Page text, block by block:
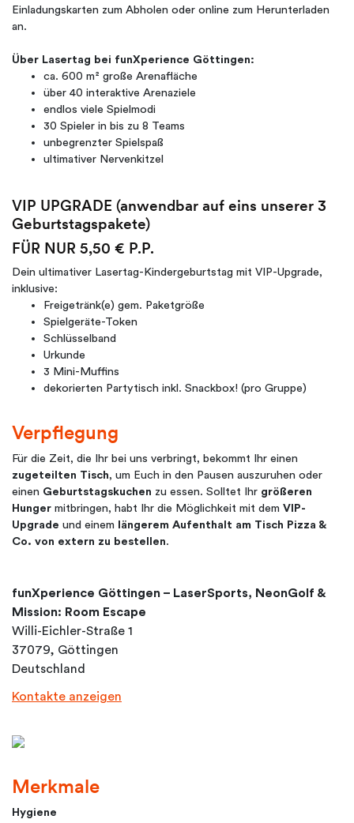
Einladungskarten zum Abholen oder online zum Herunterladen
an.
Über Lasertag bei funXperience Göttingen:
ca. 600 m² große Arenafläche
über 40 interaktive Arenaziele
endlos viele Spielmodi
30 Spieler in bis zu 8 Teams
unbegrenzter Spielspaß
ultimativer Nervenkitzel
VIP UPGRADE (anwendbar auf eins unserer 3
Geburtstagspakete)
FÜR NUR 5,50 € P.P.
Dein ultimativer Lasertag-Kindergeburtstag mit VIP-Upgrade,
inklusive:
Freigetränk(e) gem. Paketgröße
Spielgeräte-Token
Schlüsselband
Urkunde
3 Mini-Muffins
dekorierten Partytisch inkl. Snackbox! (pro Gruppe)
Verpflegung
Für die Zeit, die Ihr bei uns verbringt, bekommt Ihr einen
zugeteilten Tisch, um Euch in den Pausen auszuruhen oder
einen Geburtstagskuchen zu essen. Solltet Ihr größeren
Hunger mitbringen, habt Ihr die Möglichkeit mit dem VIP-
Upgrade und einem
längerem Aufenthalt am Tisch Pizza &
Co. von extern zu bestellen.
funXperience Göttingen – LaserSports, NeonGolf &
Mission: Room Escape
Willi-Eichler-Straße 1
37079, Göttingen
Deutschland
Kontakte anzeigen
Merkmale
Hygiene